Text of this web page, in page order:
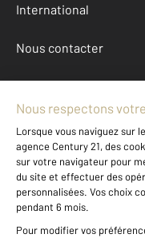
International
Nous contacter
Mentions légales
Achat maison autour